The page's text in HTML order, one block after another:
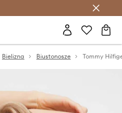
z Answear Club >
Bielizna Biustonosze Tommy